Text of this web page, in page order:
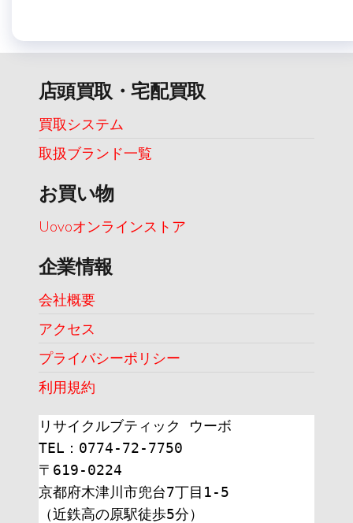
店頭買取・宅配買取
買取システム
取扱ブランド一覧
お買い物
Uovoオンラインストア
企業情報
会社概要
アクセス
プライバシーポリシー
利用規約
リサイクルブティック ウーボ
TEL：0774-72-7750
〒619-0224
京都府木津川市兜台7丁目1-5
（近鉄高の原駅徒歩5分）